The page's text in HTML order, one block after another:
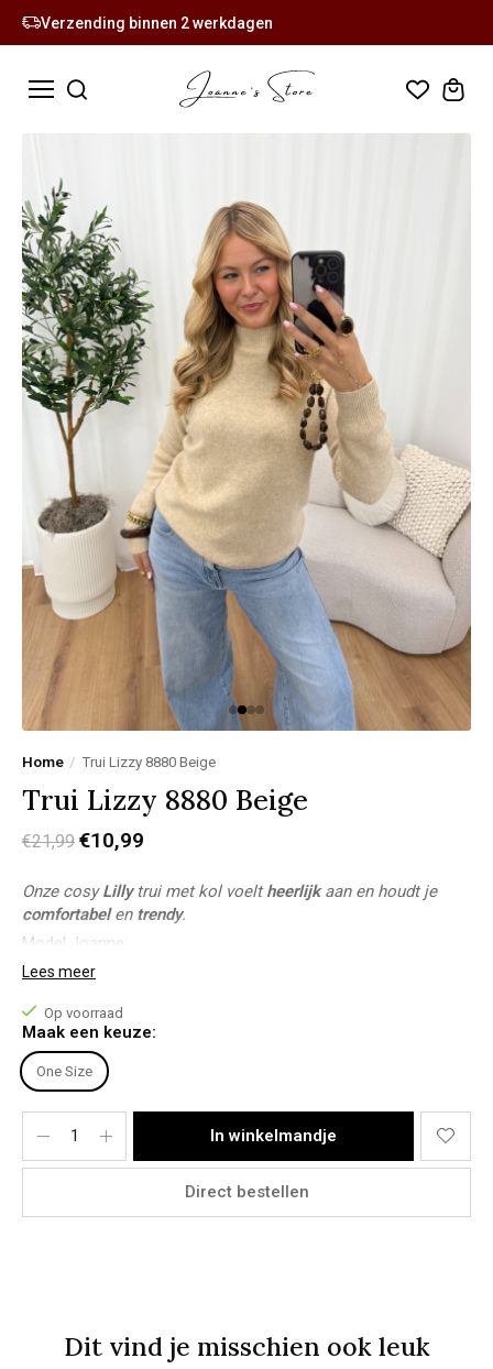
Verzending binnen 2 werkdagen
Home / Trui Lizzy 8880 Beige
Trui Lizzy 8880 Beige
€21,99 €10,99
Onze cosyLillytrui met kol voeltheerlijkaan en houdt je
comfortabelen trendy.
Model Joanne:
Lichaamslengte: 1,78m
Bovenkant: M/L
Onderkant: 42
Materiaal:
6% Wool, 65% Polyester, 135 Nylon, 13% Acryl, 3% Spandex
Lees meer
Op voorraad
Maak een keuze:
One Size
In winkelmandje
Direct bestellen
Dit vind je misschien ook leuk